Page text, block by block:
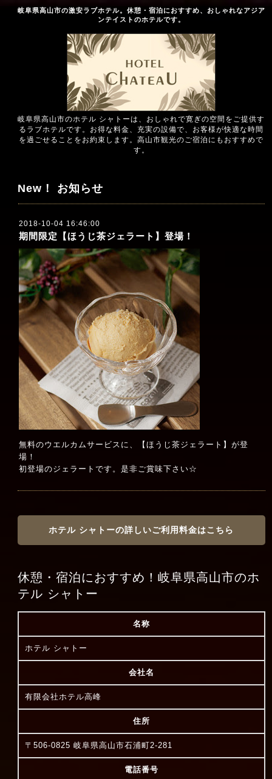
岐阜県高山市の激安ラブホテル。休憩・宿泊におすすめ、おしゃれなアジア
ンテイストのホテルです。
岐阜県高山市のホテル シャトーは、おしゃれで寛ぎの空間をご提供す
るラブホテルです。お得な料金、充実の設備で、お客様が快適な時間
を過ごせることをお約束します。高山市観光のご宿泊にもおすすめで
す。
New！ お知らせ
2018-10-04 16:46:00
期間限定【ほうじ茶ジェラート】登場！
無料のウエルカムサービスに、【ほうじ茶ジェラート】が登
場！
初登場のジェラートです。是非ご賞味下さい☆
ホテル シャトーの詳しいご利用料金はこちら
休憩・宿泊におすすめ！岐阜県高山市のホ
テル シャトー
名称
ホテル シャトー
会社名
有限会社ホテル高峰
住所
〒506-0825 岐阜県高山市石浦町2-281
電話番号